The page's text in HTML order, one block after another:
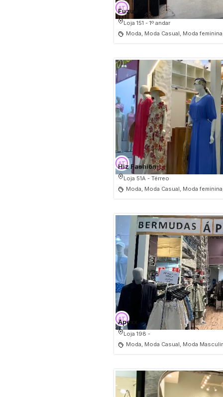
Fuzuê
Loja 151 - 1º andar
Moda, Moda Casual, Moda
Hiz Fashion
Loja 51A - Térreo
Moda, Moda Casual, Moda
Apexx
Loja 198 -
Moda, Moda Casual, Moda